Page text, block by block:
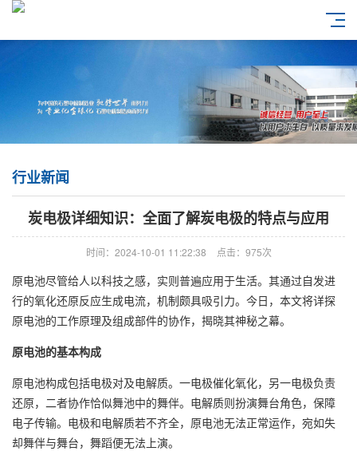
行业新闻
炭电极详细知识：全面了解炭电极的特点与应用
时间：2024-10-01 11:22:38 点击：975次
原电池尽管给人以科技之感，实则普遍应用于生活。其通过自发进
行的氧化还原反应生成电流，机制颇具吸引力。今日，本文将详探
原电池的工作原理及组成部件的协作，揭晓其神秘之幕。
原电池的基本构成
原电池构成包括电极对及电解质。一电极催化氧化，另一电极负责
还原，二者协作恰似舞池中的舞伴。电解质则扮演舞台角色，保障
电子传输。电极和电解质若不齐全，原电池无法正常运作，宛如失
却舞伴与舞台，舞蹈便无法上演。